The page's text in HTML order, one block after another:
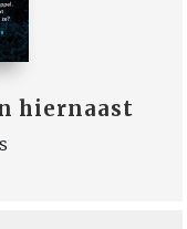
hiernaast